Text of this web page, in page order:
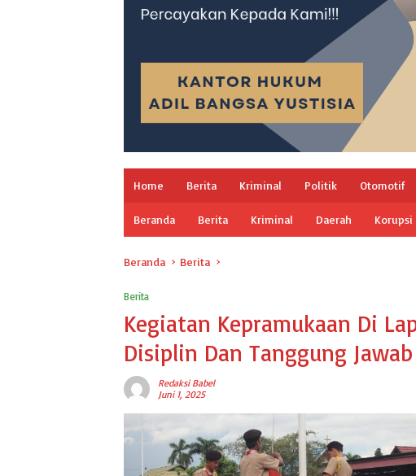
Home Berita Kriminal Politik Otomotif
Beranda Berita Kriminal Daerah Korupsi
Beranda Berita
Berita
Kegiatan Kepramukaan Di
Disiplin Dan Tanggung Jawab
Redaksi Babel
Juni 1, 2025